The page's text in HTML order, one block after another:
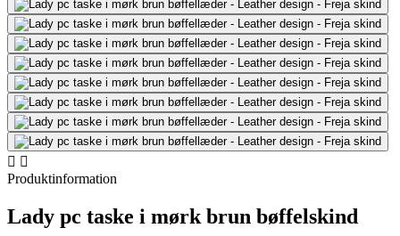
 
Produktinformation
Lady pc taske i mørk brun bøffelskind